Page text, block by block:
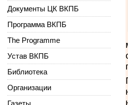
Документы ЦК ВКПБ
Программа ВКПБ
The Programme
Устав ВКПБ
Библиотека
Организации
Газеты